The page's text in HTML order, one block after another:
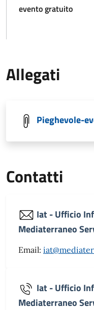
evento gratuito
Allegati
Pieghevole-
Contatti
Iat - Ufficio
Mediaterraneo
Email:
Iat - Ufficio
Mediaterraneo